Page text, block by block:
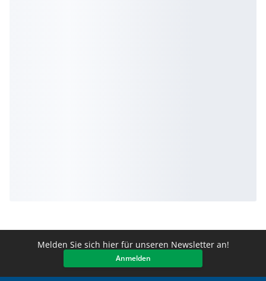
Melden Sie sich hier für unseren Newsletter an!
Anmelden